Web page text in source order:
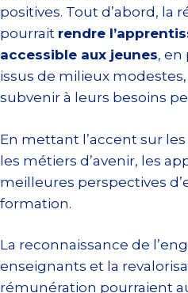
positives. Tout d’abord, la
pourrait rendre
accessible aux jeunes, en
issus de milieux
subvenir à leurs besoins
En mettant l’accent sur
les métiers d’avenir, les
meilleures perspectives
formation.
La reconnaissance de
enseignants et la
rémunération pourraient